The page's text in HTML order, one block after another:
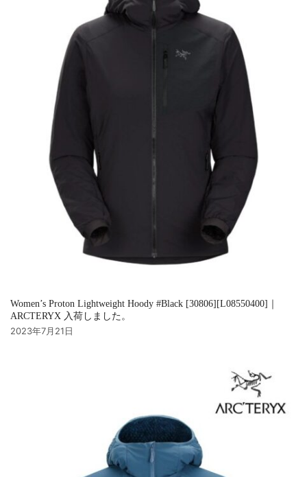
Women’s Proton Lightweight Hoody #Black [30806][L08550400]｜
ARCTERYX 入荷しました。
2023年7月21日